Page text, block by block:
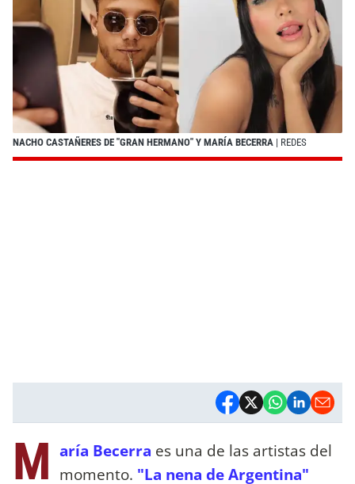
NACHO CASTAÑERES DE "GRAN HERMANO" Y MARÍA BECERRA | REDES
M aría Becerra es una de las artistas del
momento. "La nena de Argentina"